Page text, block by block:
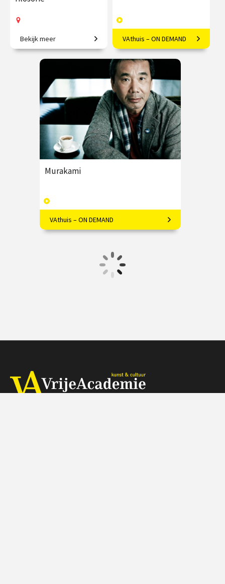
Verrijk jouw leven met
functionele filosofie.
€ 65.00 / €
vanaf 24
Op locatie
Bekijk meer
Seksualiteit vanuit een
filosofisch kader bezien.
€ 17.50
4
afleveringen
Speeltijd 1 uur
VAthuis
VAthuis – ON DEMAND
Murakami
Filosoof Ype de Boer over Haruki
Murakami
4 afleveringen
VAthuis – ON DEMAND